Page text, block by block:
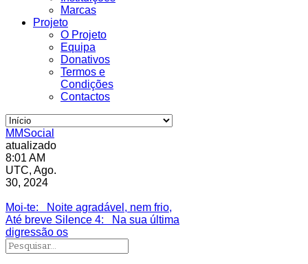
Marcas
Projeto
O Projeto
Equipa
Donativos
Termos e
Condições
Contactos
MMSocial
atualizado
8:01 AM
UTC, Ago.
30, 2024
Moi-te: Noite agradável, nem frio,
Até breve Silence 4: Na sua última
digressão os